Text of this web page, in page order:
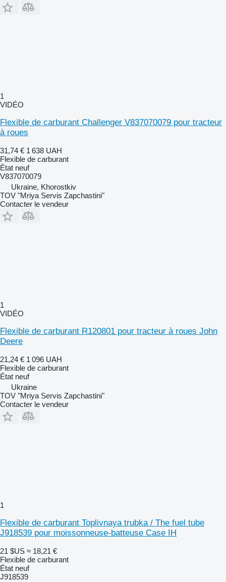
1
VIDÉO
Flexible de carburant Challenger V837070079 pour tracteur
à roues
31,74 € 1 638 UAH
Flexible de carburant
État neuf
V837070079
Ukraine, Khorostkiv
TOV "Mriya Servis Zapchastini"
Contacter le vendeur
1
VIDÉO
Flexible de carburant R120801 pour tracteur à roues John
Deere
21,24 € 1 096 UAH
Flexible de carburant
État neuf
Ukraine
TOV "Mriya Servis Zapchastini"
Contacter le vendeur
1
Flexible de carburant Toplivnaya trubka / The fuel tube
J918539 pour moissonneuse-batteuse Case IH
21 $US ≈ 18,21 €
Flexible de carburant
État neuf
J918539